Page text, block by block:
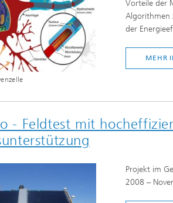
Vorteile der
Algorithmen
der
MEHR
- Feldtest mit
Projekt im
2008 –